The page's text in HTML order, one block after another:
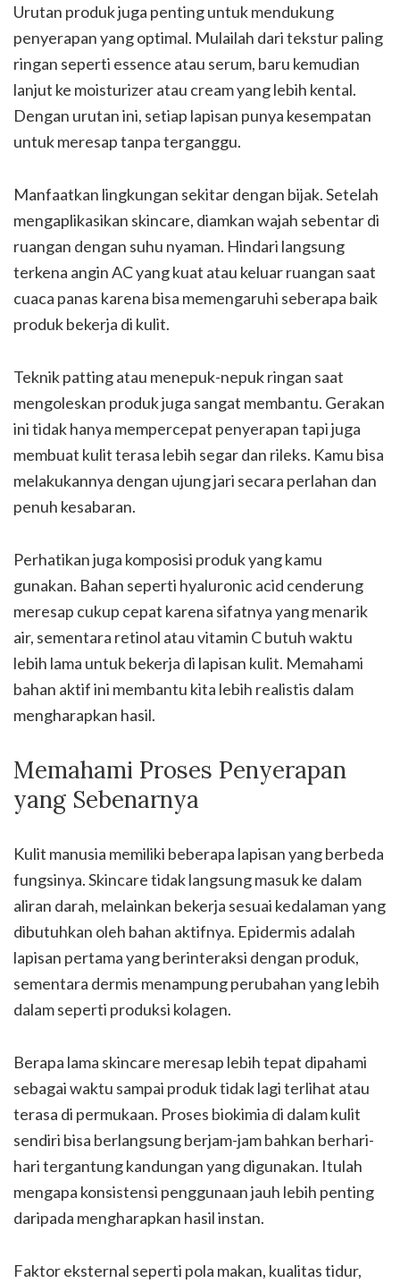
Urutan produk juga penting untuk mendukung
penyerapan yang optimal. Mulailah dari tekstur paling
ringan seperti essence atau serum, baru kemudian
lanjut ke moisturizer atau cream yang lebih kental.
Dengan urutan ini, setiap lapisan punya kesempatan
untuk meresap tanpa terganggu.
Manfaatkan lingkungan sekitar dengan bijak. Setelah
mengaplikasikan skincare, diamkan wajah sebentar di
ruangan dengan suhu nyaman. Hindari langsung
terkena angin AC yang kuat atau keluar ruangan saat
cuaca panas karena bisa memengaruhi seberapa baik
produk bekerja di kulit.
Teknik patting atau menepuk-nepuk ringan saat
mengoleskan produk juga sangat membantu. Gerakan
ini tidak hanya mempercepat penyerapan tapi juga
membuat kulit terasa lebih segar dan rileks. Kamu bisa
melakukannya dengan ujung jari secara perlahan dan
penuh kesabaran.
Perhatikan juga komposisi produk yang kamu
gunakan. Bahan seperti hyaluronic acid cenderung
meresap cukup cepat karena sifatnya yang menarik
air, sementara retinol atau vitamin C butuh waktu
lebih lama untuk bekerja di lapisan kulit. Memahami
bahan aktif ini membantu kita lebih realistis dalam
mengharapkan hasil.
Memahami Proses Penyerapan
yang Sebenarnya
Kulit manusia memiliki beberapa lapisan yang berbeda
fungsinya. Skincare tidak langsung masuk ke dalam
aliran darah, melainkan bekerja sesuai kedalaman yang
dibutuhkan oleh bahan aktifnya. Epidermis adalah
lapisan pertama yang berinteraksi dengan produk,
sementara dermis menampung perubahan yang lebih
dalam seperti produksi kolagen.
Berapa lama skincare meresap lebih tepat dipahami
sebagai waktu sampai produk tidak lagi terlihat atau
terasa di permukaan. Proses biokimia di dalam kulit
sendiri bisa berlangsung berjam-jam bahkan berhari-
hari tergantung kandungan yang digunakan. Itulah
mengapa konsistensi penggunaan jauh lebih penting
daripada mengharapkan hasil instan.
Faktor eksternal seperti pola makan, kualitas tidur,